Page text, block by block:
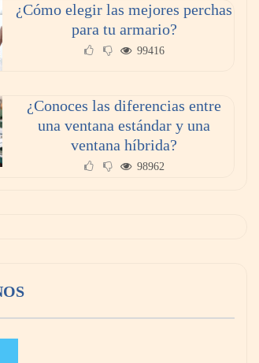
¿Cómo elegir las mejores perchas
para tu armario?
99416
¿Conoces las diferencias entre
una ventana estándar y una
ventana híbrida?
98962